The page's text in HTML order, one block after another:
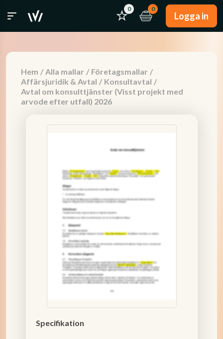
0 0
Logga in
Hem / Alla mallar / Företagsmallar /
Affärsjuridik & Avtal / Konsultavtal /
Avtal om konsulttjänster (Visst projekt med
arvode efter utfall) 2026
Specifikation